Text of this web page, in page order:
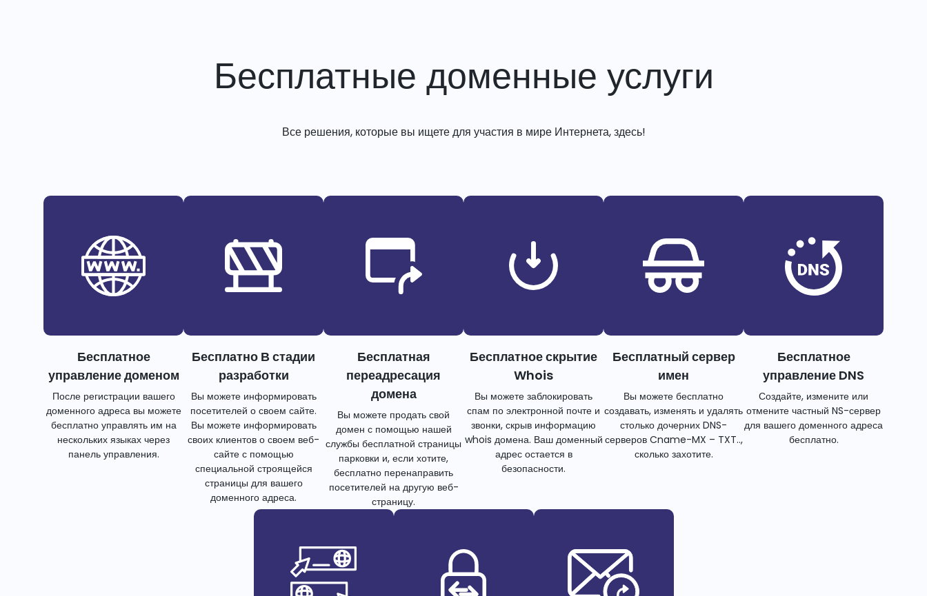
Бесплатные доменные услуги
Все решения, которые вы ищете для участия в мире Интернета, здесь!
Бесплатное
управление доменом
После регистрации вашего
доменного адреса вы можете
бесплатно управлять им на
нескольких языках через
панель управления.
Бесплатно В стадии
разработки
Вы можете информировать
посетителей о своем сайте.
Вы можете информировать
своих клиентов о своем веб-
сайте с помощью
специальной строящейся
страницы для вашего
доменного адреса.
Бесплатная
переадресация
домена
Вы можете продать свой
домен с помощью нашей
службы бесплатной страницы
парковки и, если хотите,
бесплатно перенаправить
посетителей на другую веб-
страницу.
Бесплатное скрытие
Whois
Вы можете заблокировать
спам по электронной почте и
звонки, скрыв информацию
whois домена. Ваш доменный
адрес остается в
безопасности.
Бесплатный сервер
имен
Вы можете бесплатно
создавать, изменять и удалять
столько дочерних DNS-
серверов Cname-MX – TXT..,
сколько захотите.
Бесплатное
управление DNS
Создайте, измените или
отмените частный NS-сервер
для вашего доменного адреса
бесплатно.